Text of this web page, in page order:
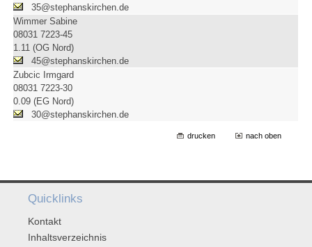
35@stephanskirchen.de
Wimmer Sabine
08031 7223-45
1.11 (OG Nord)
45@stephanskirchen.de
Zubcic Irmgard
08031 7223-30
0.09 (EG Nord)
30@stephanskirchen.de
drucken nach oben
Quicklinks
Kontakt
Inhaltsverzeichnis